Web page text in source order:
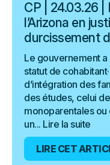
CP | 24.03.26 |
l’Arizona en
durcissement
Le gouvernement
statut de
d’intégration des
des études, celui
monoparentales
un... Lire la suite
LIRE CET